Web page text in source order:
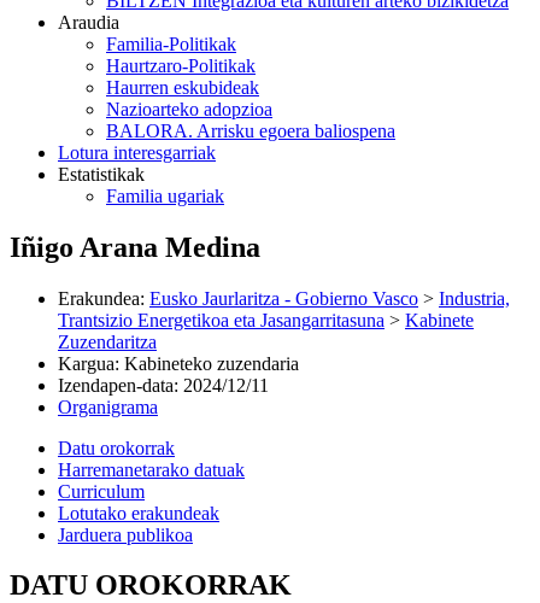
Araudia
Familia-Politikak
Haurtzaro-Politikak
Haurren eskubideak
Nazioarteko adopzioa
BALORA. Arrisku egoera baliospena
Lotura interesgarriak
Estatistikak
Familia ugariak
Iñigo Arana Medina
Erakundea: Eusko Jaurlaritza - Gobierno Vasco > Industria,
Trantsizio Energetikoa eta Jasangarritasuna > Kabinete
Zuzendaritza
Kargua: Kabineteko zuzendaria
Izendapen-data: 2024/12/11
Organigrama
Datu orokorrak
Harremanetarako datuak
Curriculum
Lotutako erakundeak
Jarduera publikoa
DATU OROKORRAK